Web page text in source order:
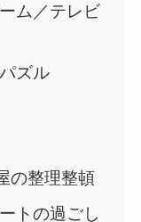
ム／テレビ
ズル
の整理整頓
トの過ごし